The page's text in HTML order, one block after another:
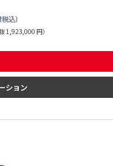
税込）
抜 1,923,000 円）
ション